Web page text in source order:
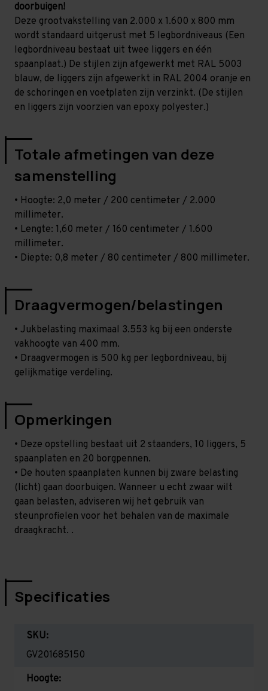
doorbuigen!
Deze grootvakstelling van 2.000 x 1.600 x 800 mm
wordt standaard uitgerust met 5 legbordniveaus (Een
legbordniveau bestaat uit twee liggers en één
spaanplaat.) De stijlen zijn afgewerkt met RAL 5003
blauw, de liggers zijn afgewerkt in RAL 2004 oranje en
de schoringen en voetplaten zijn verzinkt. (De stijlen
en liggers zijn voorzien van epoxy polyester.)
Totale afmetingen van deze
samenstelling
• Hoogte: 2,0 meter / 200 centimeter / 2.000
millimeter.
• Lengte: 1,60 meter / 160 centimeter / 1.600
millimeter.
• Diepte: 0,8 meter / 80 centimeter / 800 millimeter.
Draagvermogen/belastingen
• Jukbelasting maximaal 3.553 kg bij een onderste
vakhoogte van 400 mm.
• Draagvermogen is 500 kg per legbordniveau, bij
gelijkmatige verdeling.
Opmerkingen
• Deze opstelling bestaat uit 2 staanders, 10 liggers, 5
spaanplaten en 20 borgpennen.
• De houten spaanplaten kunnen bij zware belasting
(licht) gaan doorbuigen. Wanneer u echt zwaar wilt
gaan belasten, adviseren wij het gebruik van
steunprofielen voor het behalen van de maximale
draagkracht. .
Specificaties
SKU:
GV201685150
Hoogte: